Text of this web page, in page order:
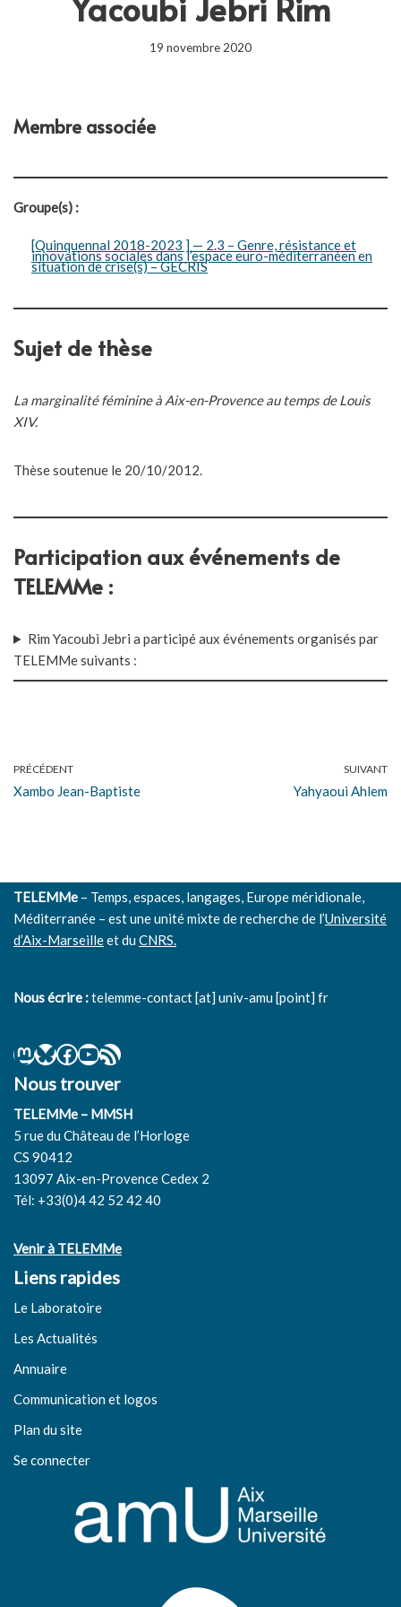
19 novembre 2020
Membre associée
Groupe(s) :
[Quinquennal 2018-2023 ] — 2.3 – Genre, résistance et
innovations sociales dans l’espace euro-méditerranéen en
situation de crise(s) – GECRIS
Sujet de thèse
La marginalité féminine à Aix-en-Provence au temps de Louis
XIV.
Thèse soutenue le 20/10/2012.
Participation aux événements de
TELEMMe :
Rim Yacoubi Jebri a participé aux événements organisés par
TELEMMe suivants :
PRÉCÉDENT
Xambo Jean-Baptiste
SUIVANT
Yahyaoui Ahlem
TELEMMe – Temps, espaces, langages, Europe méridionale,
Méditerranée – est une unité mixte de recherche de l’Université
d’Aix-Marseilleet duCNRS.
Nous écrire :telemme-contact [at] univ-amu [point] fr
Nous trouver
TELEMMe – MMSH
5 rue du Château de l’Horloge
CS 90412
13097 Aix-en-Provence Cedex 2
Tél: +33(0)4 42 52 42 40
Venir à TELEMMe
Liens rapides
Le Laboratoire
Les Actualités
Annuaire
Communication et logos
Plan du site
Se connecter